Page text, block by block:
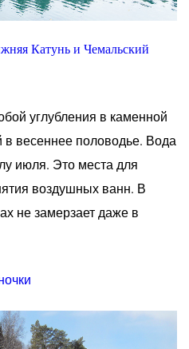
Катунь и Чемальский
углубления в каменной
весеннее половодье. Вода
июля. Это места для
воздушных ванн. В
не замерзает даже в